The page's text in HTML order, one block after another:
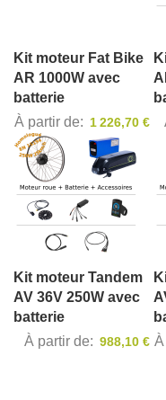
Kit moteur Fat Bike
AR 1000W avec
batterie
À partir de
1 226,70 €
Kit moteur Tandem
AV 36V 250W avec
batterie
À partir de
988,10 €